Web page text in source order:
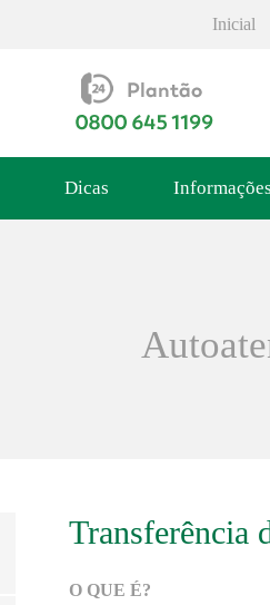
Inicial
Dicas Informações
Transferência
O QUE É?